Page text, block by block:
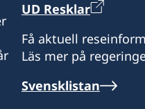
Fax:
+976-11-326535
UD Resklar
Få aktuell
Läs mer på
Svensklistan